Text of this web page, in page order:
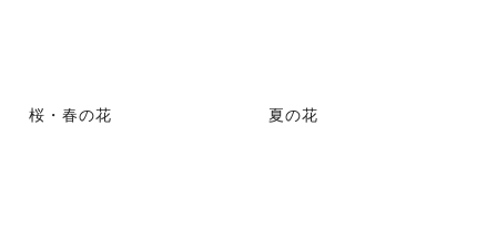
桜・春の花 夏の花